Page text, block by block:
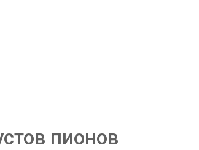
пионов